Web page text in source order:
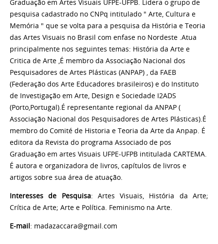
Graduação em Artes Visuais UFPE-UFPB. Lidera o grupo de
pesquisa cadastrado no CNPq intitulado " Arte, Cultura e
Memória " que se volta para a pesquisa da História e Teoria
das Artes Visuais no Brasil com enfase no Nordeste .Atua
principalmente nos seguintes temas: História da Arte e
Critica de Arte ,É membro da Associação Nacional dos
Pesquisadores de Artes Plásticas (ANPAP) , da FAEB
(Federação dos Arte Educadores brasileiros) e do Instituto
de Investigação em Arte, Design e Sociedade I2ADS
(Porto,Portugal).É representante regional da ANPAP (
Associação Nacional dos Pesquisadores de Artes Plásticas).É
membro do Comité de Historia e Teoria da Arte da Anpap. É
editora da Revista do programa Associado de pos
Graduação em artes Visuais UFPE-UFPB intitulada CARTEMA.
É autora e organizadora de livros, capítulos de livros e
artigos sobre sua área de atuação.
Interesses de Pesquisa: Artes Visuais, História da Arte;
Crítica de Arte; Arte e Política. Feminismo na Arte.
E-mail: madazaccara@gmail.com